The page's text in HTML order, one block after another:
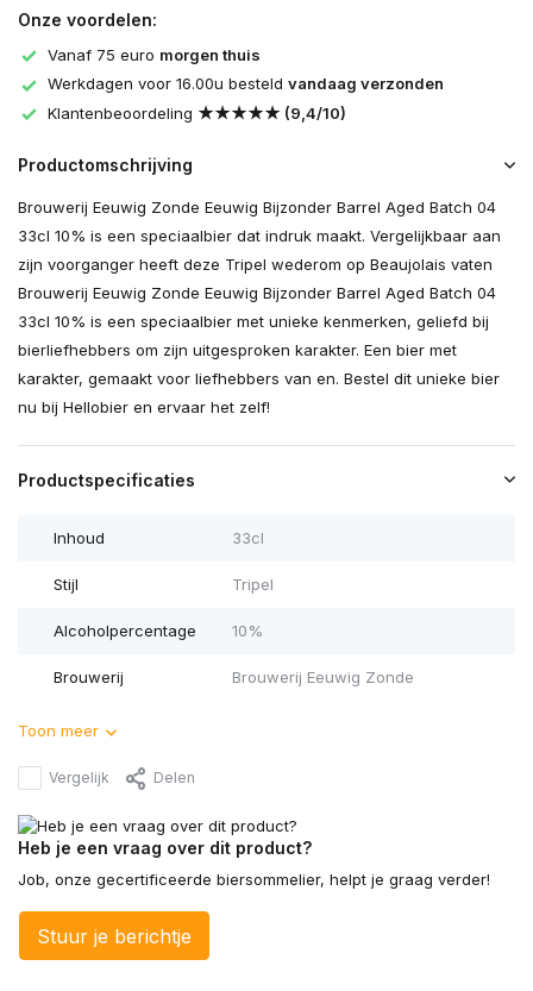
Onze voordelen:
Vanaf 75 euro morgen thuis
Werkdagen voor 16.00u besteld vandaag verzonden
Klantenbeoordeling ★★★★★ (9,4/10)
Productomschrijving
Brouwerij Eeuwig Zonde Eeuwig Bijzonder Barrel Aged Batch 04
33cl 10% is een speciaalbier dat indruk maakt. Vergelijkbaar aan
zijn voorganger heeft deze Tripel wederom op Beaujolais vaten
Brouwerij Eeuwig Zonde Eeuwig Bijzonder Barrel Aged Batch 04
33cl 10% is een speciaalbier met unieke kenmerken, geliefd bij
bierliefhebbers om zijn uitgesproken karakter. Een bier met
karakter, gemaakt voor liefhebbers van en. Bestel dit unieke bier
nu bij Hellobier en ervaar het zelf!
Productspecificaties
Inhoud 33cl
Stijl Tripel
Alcoholpercentage 10%
Brouwerij Brouwerij Eeuwig Zonde
Toon meer
Vergelijk Delen
Heb je een vraag over dit product?
Job, onze gecertificeerde biersommelier, helpt je graag verder!
Stuur je berichtje